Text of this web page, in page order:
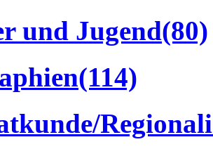
und Jugend(80)
(114)